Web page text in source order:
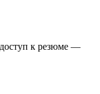
к резюме —